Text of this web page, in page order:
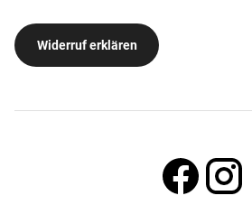
Widerruf erklären